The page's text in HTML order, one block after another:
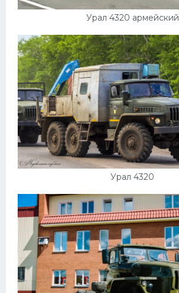
Урал 4320 армейский
Урал 4320